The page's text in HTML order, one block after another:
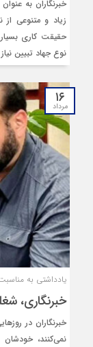
خبرنگاران به
زیاد و متنوعی از
حقیقت کاری
نوع جهاد تبیین
۱۶
مرداد
یادداشتی به مناسبت ۱۷ مرداد روز
خبرنگاری،
خبرنگاران در
نمی‌کنند،